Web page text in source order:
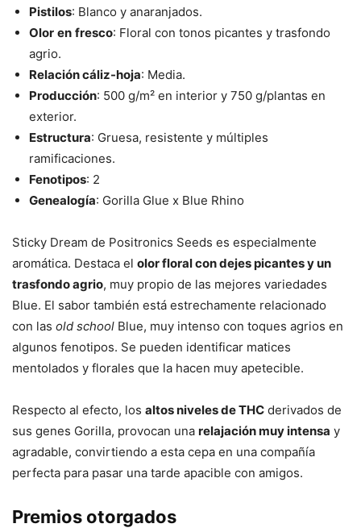
Pistilos: Blanco y anaranjados.
Olor en fresco: Floral con tonos picantes y trasfondo
agrio.
Relación cáliz-hoja: Media.
Producción: 500 g/m² en interior y 750 g/plantas en
exterior.
Estructura: Gruesa, resistente y múltiples
ramificaciones.
Fenotipos: 2
Genealogía: Gorilla Glue x Blue Rhino
Sticky Dream de Positronics Seeds es especialmente
aromática. Destaca el olor floral con dejes picantes y un
trasfondo agrio, muy propio de las mejores variedades
Blue. El sabor también está estrechamente relacionado
con las old school Blue, muy intenso con toques agrios en
algunos fenotipos. Se pueden identificar matices
mentolados y florales que la hacen muy apetecible.
Respecto al efecto, los altos niveles de THC derivados de
sus genes Gorilla, provocan una relajación muy intensa y
agradable, convirtiendo a esta cepa en una compañía
perfecta para pasar una tarde apacible con amigos.
Premios otorgados